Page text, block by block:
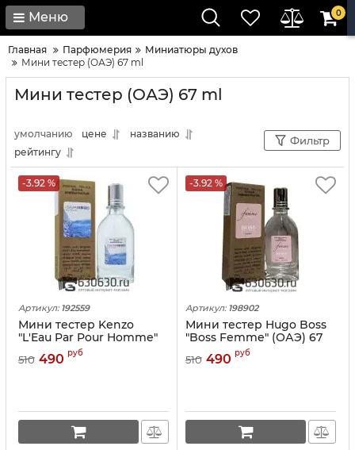
Меню 0
Главная Парфюмерия
Миниатюры духов
Мини тестер (ОАЭ) 67 ml
Мини тестер (ОАЭ) 67 ml
умолчанию цене
названию
рейтингу
Фильтр
-3.92 %
Артикул: 192559
Мини тестер Kenzo
"L'Eau Par Pour Homme"
(ОАЭ) 67 ml
510 490 руб
-3.92 %
Артикул: 198902
Мини тестер Hugo Boss
"Boss Femme" (ОАЭ) 67
510 490 руб